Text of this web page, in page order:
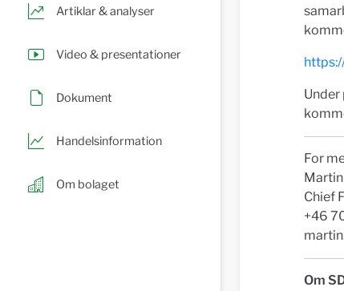
Artiklar & analyser
Video & presentationer
Dokument
Handelsinformation
Om bolaget
For
Chief
+46
Om